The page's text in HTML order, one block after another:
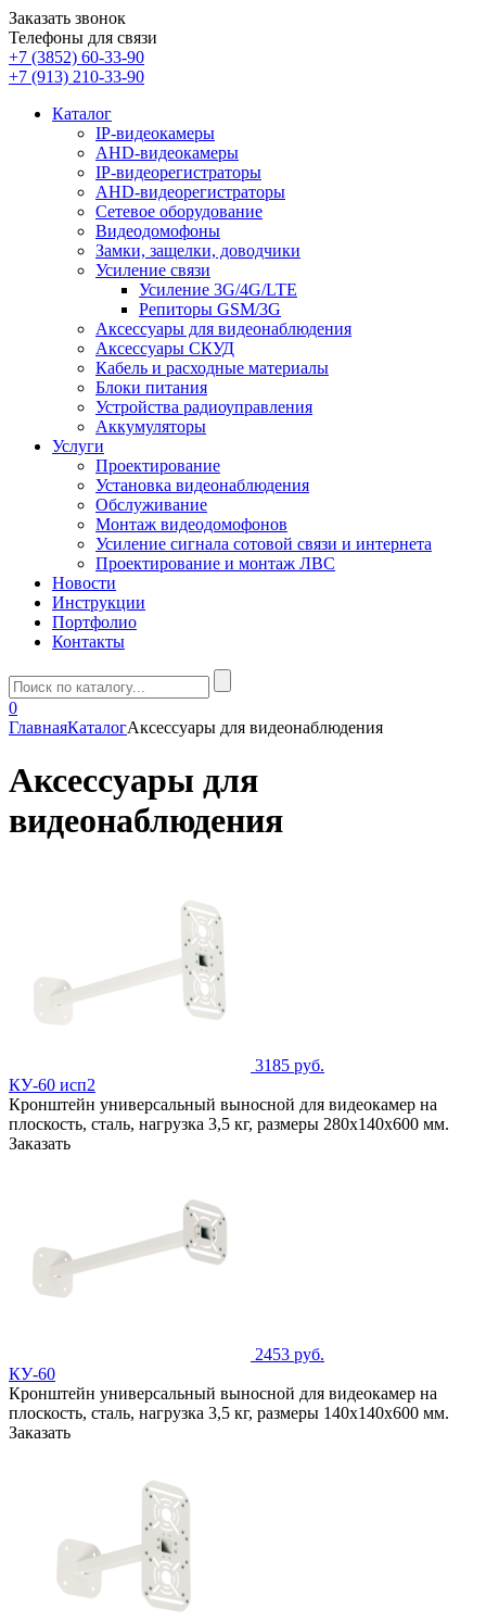
Заказать звонок
Телефоны для связи
+7 (3852) 60-33-90
+7 (913) 210-33-90
Каталог
IP-видеокамеры
AHD-видеокамеры
IP-видеорегистраторы
AHD-видеорегистраторы
Сетевое оборудование
Видеодомофоны
Замки, защелки, доводчики
Усиление связи
Усиление 3G/4G/LTE
Репиторы GSM/3G
Аксессуары для видеонаблюдения
Аксессуары СКУД
Кабель и расходные материалы
Блоки питания
Устройства радиоуправления
Аккумуляторы
Услуги
Проектирование
Установка видеонаблюдения
Обслуживание
Монтаж видеодомофонов
Усиление сигнала сотовой связи и интернета
Проектирование и монтаж ЛВС
Новости
Инструкции
Портфолио
Контакты
0
ГлавнаяКаталогАксессуары для видеонаблюдения
Аксессуары для
видеонаблюдения
3185 руб.
КУ-60 исп2
Кронштейн универсальный выносной для видеокамер на
плоскость, сталь, нагрузка 3,5 кг, размеры 280х140х600 мм.
Заказать
2453 руб.
КУ-60
Кронштейн универсальный выносной для видеокамер на
плоскость, сталь, нагрузка 3,5 кг, размеры 140х140х600 мм.
Заказать